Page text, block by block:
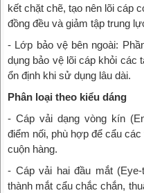
kết chặt chẽ, tạo nên lõi cáp
đồng đều và giảm tập trung
- Lớp bảo vệ bên ngoài:
dụng bảo vệ lõi cáp khỏi các
ổn định khi sử dụng lâu dài.
Phân loại theo kiểu dáng
- Cáp vải dạng vòng kín
điểm nối, phù hợp để cẩu
cuộn hàng.
- Cáp vải hai đầu mắt
thành mắt cẩu chắc chắn,